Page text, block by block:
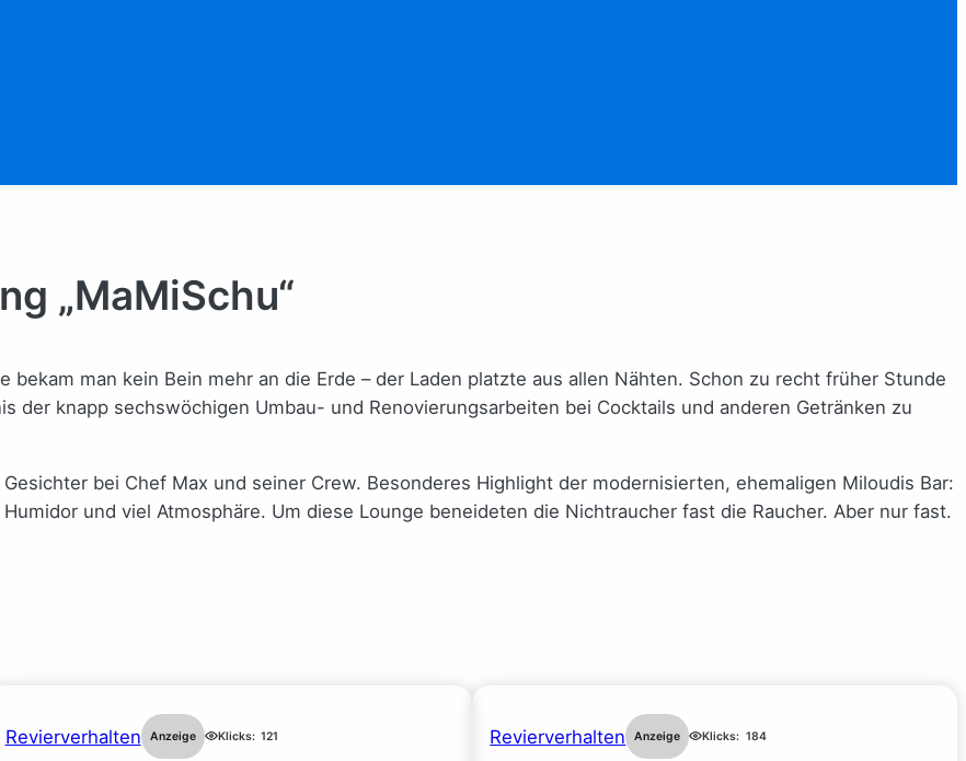
„MaMiSchu“
man kein Bein mehr an die Erde – der Laden platzte aus allen Nähten. Schon zu recht früher Stunde
der knapp sechswöchigen Umbau- und Renovierungsarbeiten bei Cocktails und anderen Getränken zu
bei Chef Max und seiner Crew. Besonderes Highlight der modernisierten, ehemaligen Miloudis Bar:
und viel Atmosphäre. Um diese Lounge beneideten die Nichtraucher fast die Raucher. Aber nur fast.
Revierverhalten Anzeige Klicks: 121 Revierverhalten Anzeige Klicks: 184